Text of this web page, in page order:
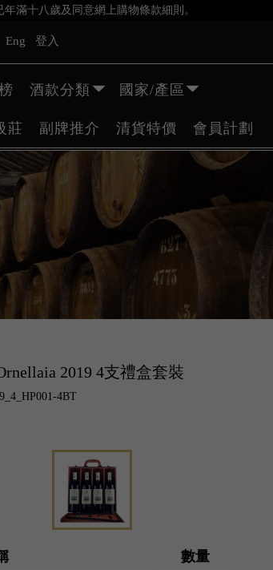
滿十八歲及同意網上購物條款細則。
Eng 登入
酒款分類 國家/產區
莊 副牌推介 清貨特價 會員計劃
2019 4支禮盒套裝
4BT
數量